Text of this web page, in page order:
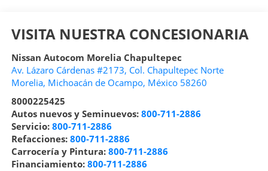
VISITA NUESTRA CONCESIONARIA
Nissan Autocom Morelia Chapultepec
Av. Lázaro Cárdenas #2173, Col. Chapultepec Norte
Morelia, Michoacán de Ocampo, México 58260
8000225425
Autos nuevos y Seminuevos: 800-711-2886
Servicio: 800-711-2886
Refacciones: 800-711-2886
Carrocería y Pintura: 800-711-2886
Financiamiento: 800-711-2886